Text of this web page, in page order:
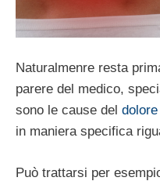
Naturalmenre resta
parere del medico,
sono le cause del
in maniera specifica
Può trattarsi per